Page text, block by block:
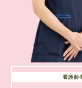
看護師